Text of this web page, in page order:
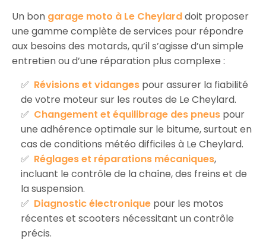
Un bon garage moto à Le Cheylarddoit proposer
une gamme complète de services pour répondre
aux besoins des motards, qu’il s’agisse d’un simple
entretien ou d’une réparation plus complexe :
Révisions et vidanges pour assurer la fiabilité
de votre moteur sur les routes de Le Cheylard.
Changement et équilibrage des pneus pour
une adhérence optimale sur le bitume, surtout en
cas de conditions météo difficiles à Le Cheylard.
Réglages et réparations mécaniques,
incluant le contrôle de la chaîne, des freins et de
la suspension.
Diagnostic électronique pour les motos
récentes et scooters nécessitant un contrôle
précis.